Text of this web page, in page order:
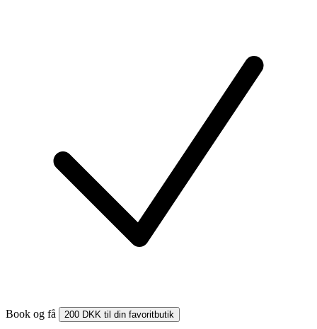
Book og få 200 DKK til din favoritbutik